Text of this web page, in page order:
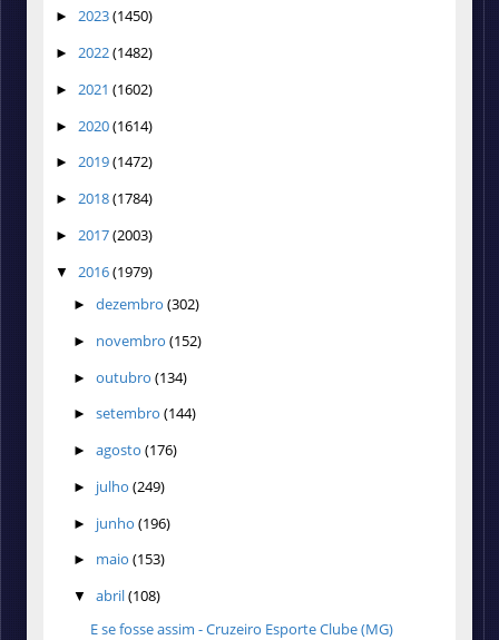
► 2023(1450)
► 2022(1482)
► 2021 (1602)
► 2020(1614)
► 2019(1472)
► 2018(1784)
► 2017(2003)
▼ 2016(1979)
► dezembro (302)
► novembro (152)
► outubro (134)
► setembro (144)
► agosto (176)
► julho (249)
► junho (196)
► maio (153)
▼ abril(108)
E se fosse assim - Cruzeiro Esporte Clube (MG)